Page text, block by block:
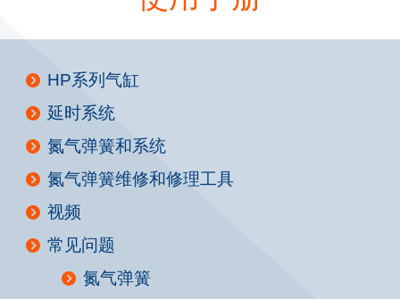
HP系列气缸
延时系统
氮气弹簧和系统
氮气弹簧维修和修理工具
视频
常见问题
氮气弹簧